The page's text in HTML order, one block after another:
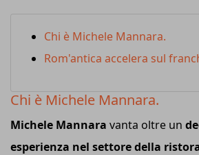
Chi è Michele Mannara.
Rom'antica accelera sul
Chi è Michele Mannara.
Michele Mannara vanta oltre un
esperienza nel settore della